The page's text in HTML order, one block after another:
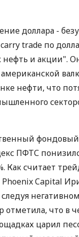
доллара -
trade по
нефть и акции".
нефти, что
ПФТС
Как считает
Capital
что в
царил